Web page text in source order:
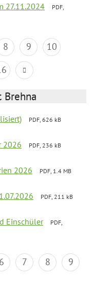
27.11.2024
PDF,
8 9
10
PDF, 626 kB
2026
PDF, 236 kB
2026
PDF, 1.4 MB
PDF, 211 kB
Einschüler
PDF,
6 7 8
9